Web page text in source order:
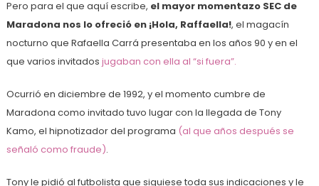
Pero para el que aquí escribe, el mayor momentazo SEC de
Maradona nos lo ofreció en ¡Hola, Raffaella!, el magacín
nocturno que Rafaella Carrá presentaba en los años 90 y en el
que varios invitados jugaban con ella al “si fuera”.
Ocurrió en diciembre de 1992, y el momento cumbre de
Maradona como invitado tuvo lugar con la llegada de Tony
Kamo, el hipnotizador del programa (al que años después se
señaló como fraude).
Tony le pidió al futbolista que siguiese toda sus indicaciones y le